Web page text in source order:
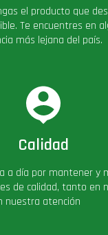
el producto que
Te encuentres en
más lejana del país.
Calidad
a día por mantener y
de calidad, tanto en
nuestra atención